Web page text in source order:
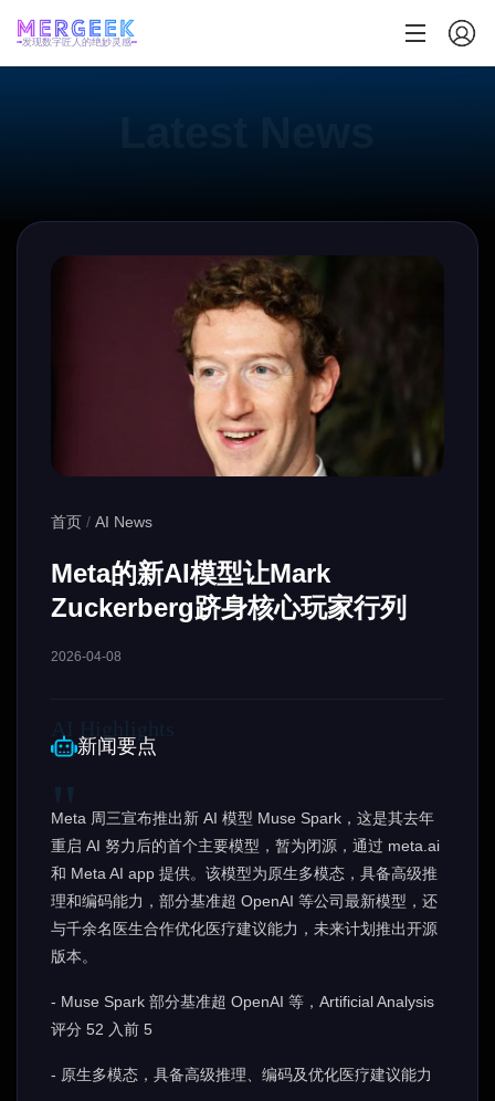
发现数字匠人的绝妙灵感
首页 / AI News
Meta的新AI模型让Mark
Zuckerberg跻身核心玩家行列
2026-04-08
新闻要点
Meta 周三宣布推出新 AI 模型 Muse Spark，这是其去年
重启 AI 努力后的首个主要模型，暂为闭源，通过 meta.ai
和 Meta AI app 提供。该模型为原生多模态，具备高级推
理和编码能力，部分基准超 OpenAI 等公司最新模型，还
与千余名医生合作优化医疗建议能力，未来计划推出开源
版本。
- Muse Spark 部分基准超 OpenAI 等，Artificial Analysis
评分 52 入前 5
- 原生多模态，具备高级推理、编码及优化医疗建议能力